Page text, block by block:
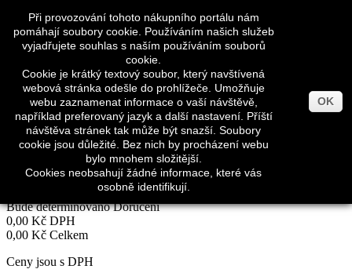
Přihlásit se
Měna : CZK
Czech koruna (CZK)
Euro (EUR)
Napište nám
Zavolejte nám:+420 567 217 509
Vyhledávání
x Produkty
(prázdný)
Žádné produkty
Bude determinovánoDoručení
0,00 Kč DPH
0,00 Kč Celkem
Ceny jsou s DPH
Při provozování tohoto nákupního portálu nám
pomáhají soubory cookie. Používáním našich služeb
vyjadřujete souhlas s naším používáním souborů
cookie.
Cookie je krátký textový soubor, který navštívená
webová stránka odešle do prohlížeče. Umožňuje
webu zaznamenat informace o vaší návštěvě,
například preferovaný jazyk a další nastavení. Příští
návštěva stránek tak může být snazší. Soubory
cookie jsou důležité. Bez nich by procházení webu
bylo mnohem složitější.
Cookies neobsahují žádné informace, které vás
osobně identifikují.
OK